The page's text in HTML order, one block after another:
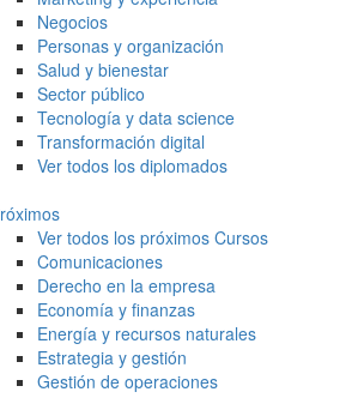
Negocios
Personas y organización
Salud y bienestar
Sector público
Tecnología y data science
Transformación digital
Ver todos los diplomados
Ver todos los próximos Cursos
Comunicaciones
Derecho en la empresa
Economía y finanzas
Energía y recursos naturales
Estrategia y gestión
Gestión de operaciones